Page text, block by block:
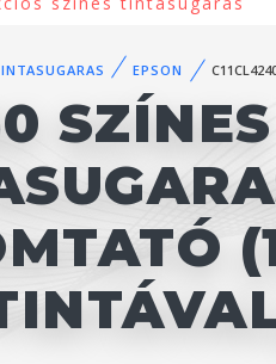
EPSON
SZÍNES